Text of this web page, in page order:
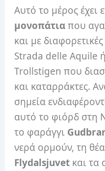
Αυτό το μέρος έχει
μονοπάτιαπου
και με
Strada delle Aquile
Trollstigen που
και καταρράκτες.
σημεία
αυτό το φιόρδ στη
το φαράγγι
νερά ορμούν, τη
Flydalsjuvet και τα